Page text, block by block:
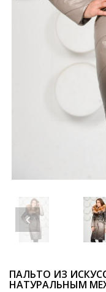
ПАЛЬТО ИЗ
НАТУРАЛЬНЫМ